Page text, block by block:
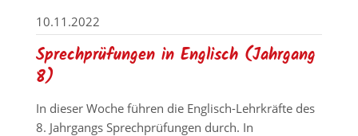
10.11.2022
Sprechprüfungen in Englisch (Jahrgang
8)
In dieser Woche führen die Englisch-Lehrkräfte des
8. Jahrgangs Sprechprüfungen durch. In